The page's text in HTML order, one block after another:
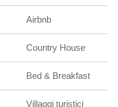
Airbnb
Country House
Bed & Breakfast
Villaggi turistici